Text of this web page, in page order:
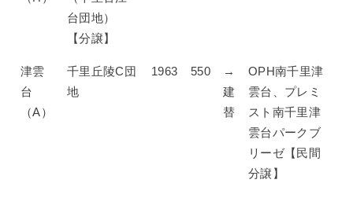
台団地）
【分譲】
津雲
台
（A）
千里丘陵C団
地
1963 550
→
建
替
OPH南千里津
雲台、プレミ
スト南千里津
雲台パークブ
リーゼ【民間
分譲】